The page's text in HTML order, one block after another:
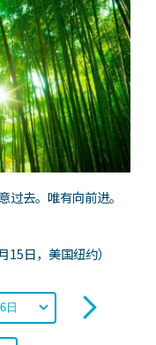
去。唯有向前进。
日，美国纽约）